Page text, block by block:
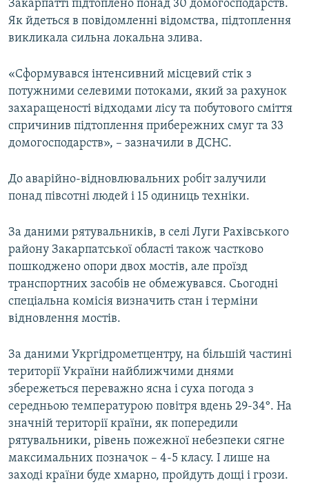
Усі сайти RFE/RL
Закарпатті підтоплено понад 30 домогосподарств.
Як йдеться в повідомленні відомства, підтоплення
викликала сильна локальна злива.
«Сформувався інтенсивний місцевий стік з
потужними селевими потоками, який за рахунок
захаращеності відходами лісу та побутового сміття
спричинив підтоплення прибережних смуг та 33
домогосподарств», – зазначили в ДСНС.
До аварійно-відновлювальних робіт залучили
понад півсотні людей і 15 одиниць техніки.
За даними рятувальників, в селі Луги Рахівського
району Закарпатської області також частково
пошкоджено опори двох мостів, але проїзд
транспортних засобів не обмежувався. Сьогодні
спеціальна комісія визначить стан і терміни
відновлення мостів.
За даними Укргідрометцентру, на більшій частині
території України найближчими днями
збережеться переважно ясна і суха погода з
середньою температурою повітря вдень 29-34°. На
значній території країни, як попередили
рятувальники, рівень пожежної небезпеки сягне
максимальних позначок – 4-5 класу. І лише на
заході країни буде хмарно, пройдуть дощі і грози.